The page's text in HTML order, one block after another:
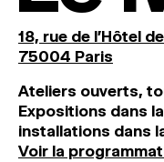
18, rue de l'Hôtel
75004 Paris
Ateliers ouverts,
Expositions dans
installations dans
Voir la